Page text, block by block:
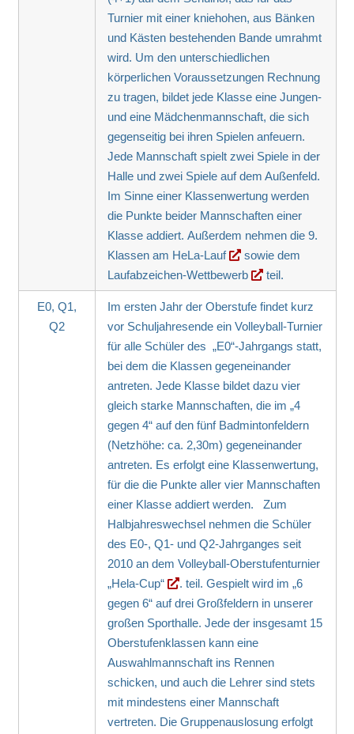
Turnier mit einer kniehohen, aus Bänken
und Kästen bestehenden Bande umrahmt
wird. Um den unterschiedlichen
körperlichen Voraussetzungen Rechnung
zu tragen, bildet jede Klasse eine Jungen-
und eine Mädchenmannschaft, die sich
gegenseitig bei ihren Spielen anfeuern.
Jede Mannschaft spielt zwei Spiele in der
Halle und zwei Spiele auf dem Außenfeld.
Im Sinne einer Klassenwertung werden
die Punkte beider Mannschaften einer
Klasse addiert. Außerdem nehmen die 9.
Klassen am HeLa-Lauf
sowie dem
Laufabzeichen-Wettbewerb
teil.
E0, Q1,
Q2
Im ersten Jahr der Oberstufe findet kurz
vor Schuljahresende ein Volleyball-Turnier
für alle Schüler des „E0“-Jahrgangs statt,
bei dem die Klassen gegeneinander
antreten. Jede Klasse bildet dazu vier
gleich starke Mannschaften, die im „4
gegen 4“ auf den fünf Badmintonfeldern
(Netzhöhe: ca. 2,30m) gegeneinander
antreten. Es erfolgt eine Klassenwertung,
für die die Punkte aller vier Mannschaften
einer Klasse addiert werden. Zum
Halbjahreswechsel nehmen die Schüler
des E0-, Q1- und Q2-Jahrganges seit
2010 an dem Volleyball-Oberstufenturnier
„Hela-Cup“
. teil. Gespielt wird im „6
gegen 6“ auf drei Großfeldern in unserer
großen Sporthalle. Jede der insgesamt 15
Oberstufenklassen kann eine
Auswahlmannschaft ins Rennen
schicken, und auch die Lehrer sind stets
mit mindestens einer Mannschaft
vertreten. Die Gruppenauslosung erfolgt